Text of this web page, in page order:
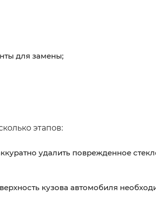
для замены;
этапов:
удалить поврежденное
кузова автомобиля